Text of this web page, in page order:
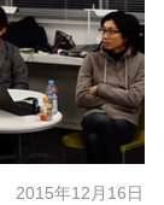
2015年12月16日